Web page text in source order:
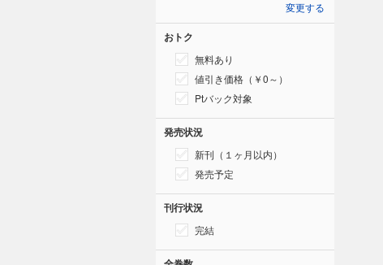
変更する
おトク
無料あり
値引き価格（￥0～）
Ptバック対象
発売状況
新刊（１ヶ月以内）
発売予定
刊行状況
完結